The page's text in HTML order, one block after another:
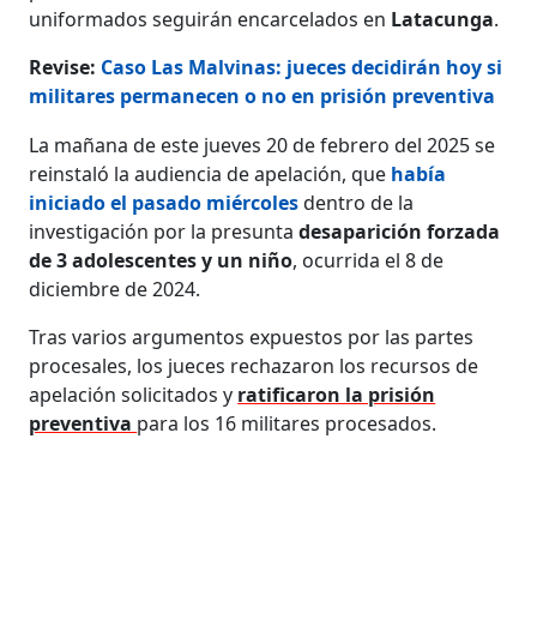
uniformados seguirán encarcelados en Latacunga.
Revise: Caso Las Malvinas: jueces decidirán hoy si
militares permanecen o no en prisión preventiva
La mañana de este jueves 20 de febrero del 2025 se
reinstaló la audiencia de apelación, que había
iniciado el pasado miércolesdentro de la
investigación por la presuntadesaparición forzada
de 3 adolescentes y un niño, ocurrida el 8 de
diciembre de 2024.
Tras varios argumentos expuestos por las partes
procesales, los jueces rechazaron los recursos de
apelación solicitados y ratificaron la prisión
preventiva para los 16 militares procesados.